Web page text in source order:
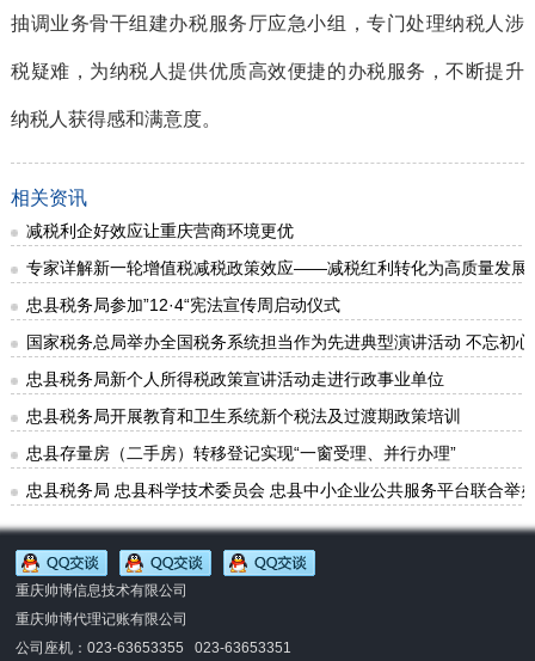
抽调业务骨干组建办税服务厅应急小组，专门处理纳税人涉
税疑难，为纳税人提供优质高效便捷的办税服务，不断提升
纳税人获得感和满意度。
相关资讯
减税利企好效应让重庆营商环境更优
专家详解新一轮增值税减税政策效应——减税红利转化为高质量发展
忠县税务局参加”12·4“宪法宣传周启动仪式
国家税务总局举办全国税务系统担当作为先进典型演讲活动 不忘初
忠县税务局新个人所得税政策宣讲活动走进行政事业单位
忠县税务局开展教育和卫生系统新个税法及过渡期政策培训
忠县存量房（二手房）转移登记实现“一窗受理、并行办理”
忠县税务局 忠县科学技术委员会 忠县中小企业公共服务平台联合举
重庆帅博信息技术有限公司
重庆帅博代理记账有限公司
公司座机：023-63653355 023-63653351